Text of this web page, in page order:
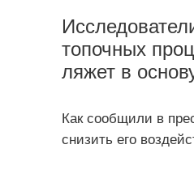
топочных
ляжет в
Как сообщили в
снизить его